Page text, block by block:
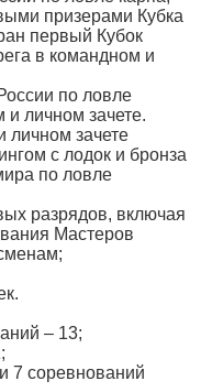
призерами Кубка
первый Кубок
в командном и
по ловле
и личном зачете.
личном зачете
с лодок и бронза
по ловле
разрядов, включая
Мастеров
– 13;
7 соревнований